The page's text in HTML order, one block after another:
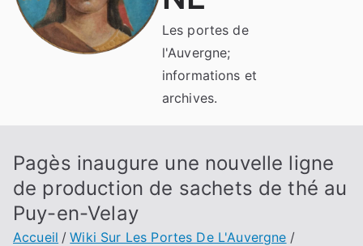
Les portes de
l'Auvergne;
informations et
archives.
Pagès inaugure une nouvelle ligne
de production de sachets de thé au
Puy-en-Velay
Accueil
Wiki Sur Les Portes De L'Auvergne